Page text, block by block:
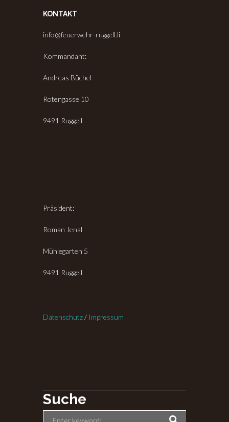
KONTAKT
info@feuerwehr-ruggell.li
Kommandant:
Andreas Büchel
Rotengasse 10
9491 Ruggell
Präsident:
Roman Jenal
Mühlegarten 5
9491 Ruggell
Datenschutz/ Impressum
Suche